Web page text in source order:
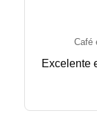
Café
Excelente